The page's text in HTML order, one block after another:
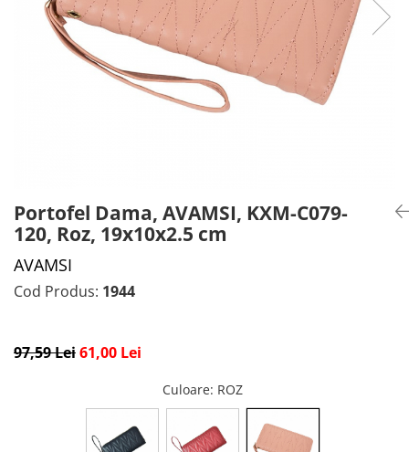
CADOU NAȘI
BRATARI DAMĂ
PORTOFELE DAMĂ
Portofel Dama, AVAMSI, KXM-C079-
120, Roz, 19x10x2.5 cm
AVAMSI
Cod Produs: 1944
97,59 Lei61,00 Lei
Culoare: ROZ